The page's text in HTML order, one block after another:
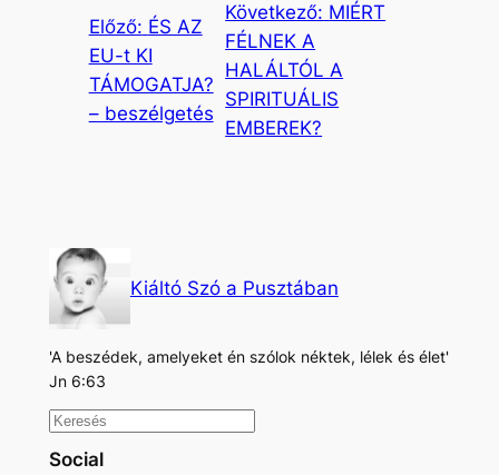
Előző: ÉS AZ
EU-t KI
TÁMOGATJA?
– beszélgetés
Következő: MIÉRT
FÉLNEK A
HALÁLTÓL A
SPIRITUÁLIS
EMBEREK?
Kiáltó Szó a Pusztában
'A beszédek, amelyeket én szólok néktek, lélek és élet'
Jn 6:63
K
e
Social